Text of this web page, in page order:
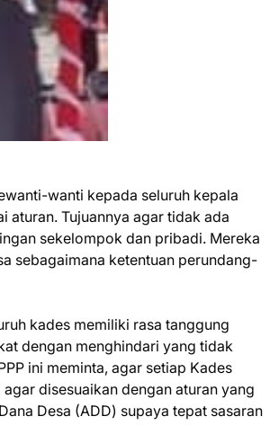
wanti kepada seluruh kepala
aturan. Tujuannya agar tidak ada
sekelompok dan pribadi. Mereka
sebagaimana ketentuan perundang-
kades memiliki rasa tanggung
dengan menghindari yang tidak
ini meminta, agar setiap Kades
disesuaikan dengan aturan yang
Desa (ADD) supaya tepat sasaran